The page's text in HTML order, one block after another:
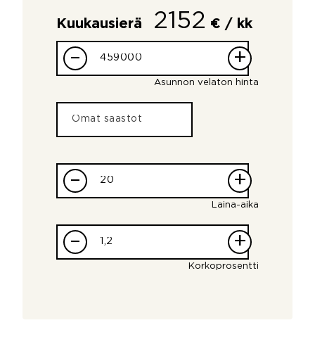
Kuukausierä 2152 € / kk
– +
Asunnon velaton hinta
– +
Laina-aika
– +
Korkoprosentti